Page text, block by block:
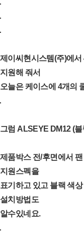
제이씨현시스템(주)에
지원해 줘서
오늘은 케이스에 4개의
그럼 ALSEYE DM12 (
제품박스 전/후면에서
지원스펙을
표기하고 있고 블랙 색
설치방법도
알수있네요.